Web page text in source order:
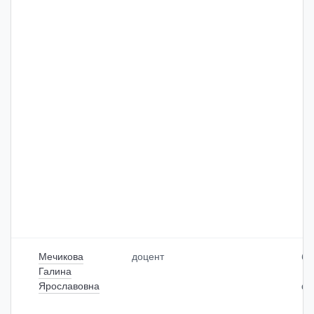
Мечикова
Галина
Ярославовна
доцент